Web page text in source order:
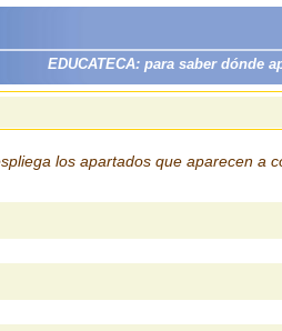
EDUCATECA: para saber dónde
los apartados que aparecen a